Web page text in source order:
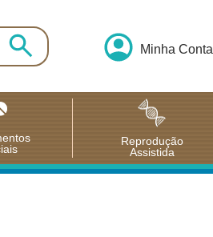
Minha Conta
Reprodução
Assistida